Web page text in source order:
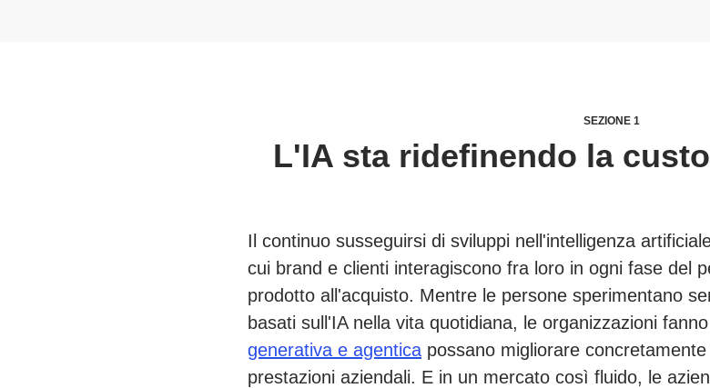
SEZIONE 1
L'IA sta ridefinendo la
Il continuo susseguirsi di sviluppi nell'intelligenza
cui brand e clienti interagiscono fra loro in ogni fase del
prodotto all'acquisto. Mentre le persone sperimentano
basati sull'IA nella vita quotidiana, le organizzazioni
generativa e agentica possano migliorare
prestazioni aziendali. E in un mercato così fluido, le